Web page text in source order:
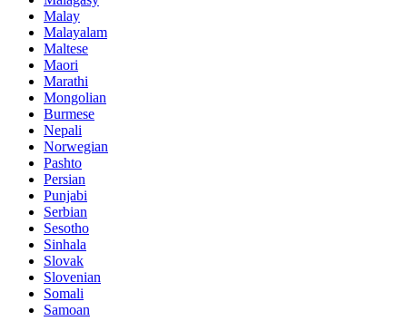
Malay
Malayalam
Maltese
Maori
Marathi
Mongolian
Burmese
Nepali
Norwegian
Pashto
Persian
Punjabi
Serbian
Sesotho
Sinhala
Slovak
Slovenian
Somali
Samoan